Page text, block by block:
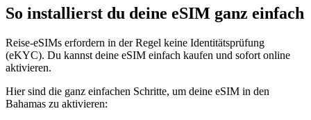
So installierst du deine eSIM ganz einfach
Reise-eSIMs erfordern in der Regel keine Identitätsprüfung
(eKYC). Du kannst deine eSIM einfach kaufen und sofort online
aktivieren.
Hier sind die ganz einfachen Schritte, um deine eSIM in den
Bahamas zu aktivieren: